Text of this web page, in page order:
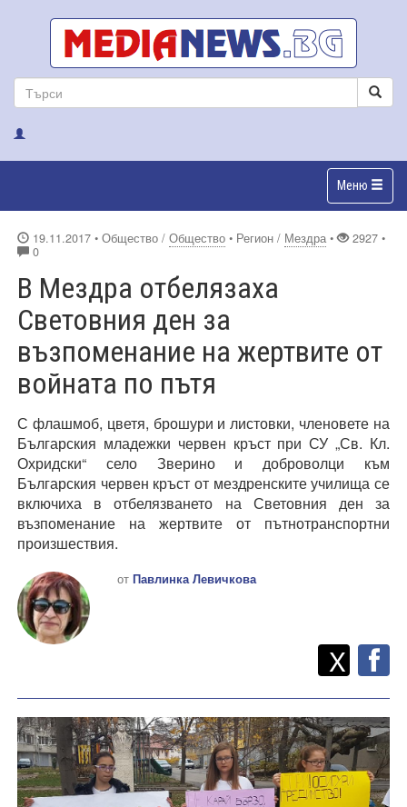
Меню
19.11.2017 • Общество / Общество • Регион / Мездра •
2927 •
0
В Мездра отбелязаха
Световния ден за
възпоменание на жертвите от
войната по пътя
С флашмоб, цветя, брошури и листовки, членовете на
Българския младежки червен кръст при СУ „Св. Кл.
Охридски“ село Зверино и доброволци към
Българския червен кръст от мездренските училища се
включиха в отбелязването на Световния ден за
възпоменание на жертвите от пътнотранспортни
произшествия.
от Павлинка Левичкова
Споделете
X